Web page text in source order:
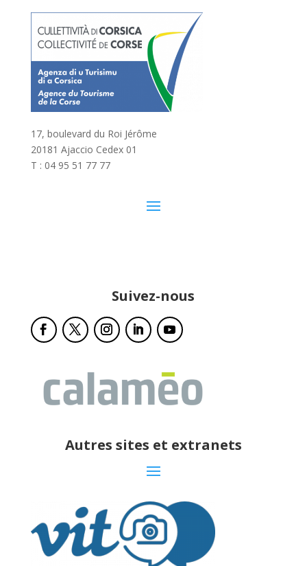
17, boulevard du Roi Jérôme
20181 Ajaccio Cedex 01
T : 04 95 51 77 77
Suivez-nous
Autres sites et extranets